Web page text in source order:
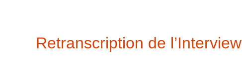
Retranscription de